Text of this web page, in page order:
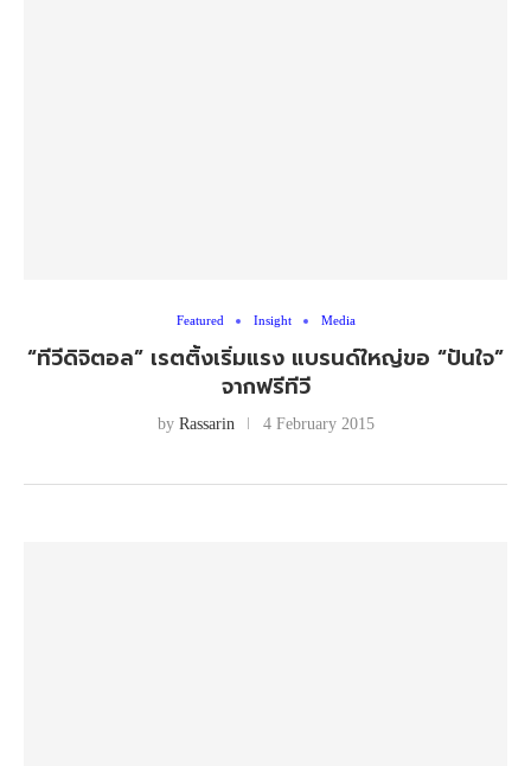
Featured Insight Media
“ทีวีดิจิตอล” เรตติ้งเริ่มแรง แบรนด์ใหญ่ขอ “ปันใจ”
จากฟรีทีวี
by Rassarin 4 February 2015